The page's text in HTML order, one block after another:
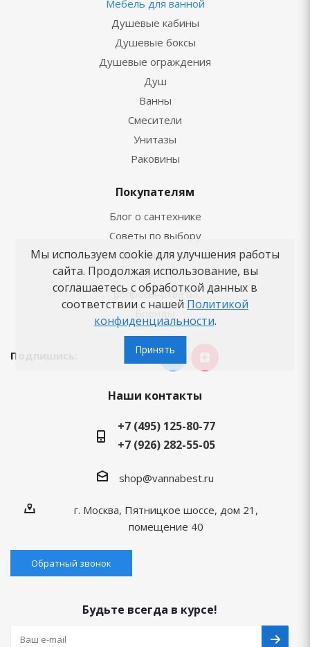
Мебель для ванной
Душевые кабины
Душевые боксы
Душевые ограждения
Душ
Ванны
Смесители
Унитазы
Раковины
Покупателям
Блог о сантехнике
Советы по выбору
Как заказать
Новости
Вопросы-ответы
Подпишись:
Наши контакты
+7 (495) 125-80-77
+7 (926) 282-55-05
shop@vannabest.ru
г. Москва, Пятницкое шоссе, дом 21,
помещение 40
Обратный звонок
Будьте всегда в курсе!
Мы используем cookie для улучшения работы
сайта. Продолжая использование, вы
соглашаетесь с обработкой данных в
соответствии с нашей Политикой
конфиденциальности.
Принять